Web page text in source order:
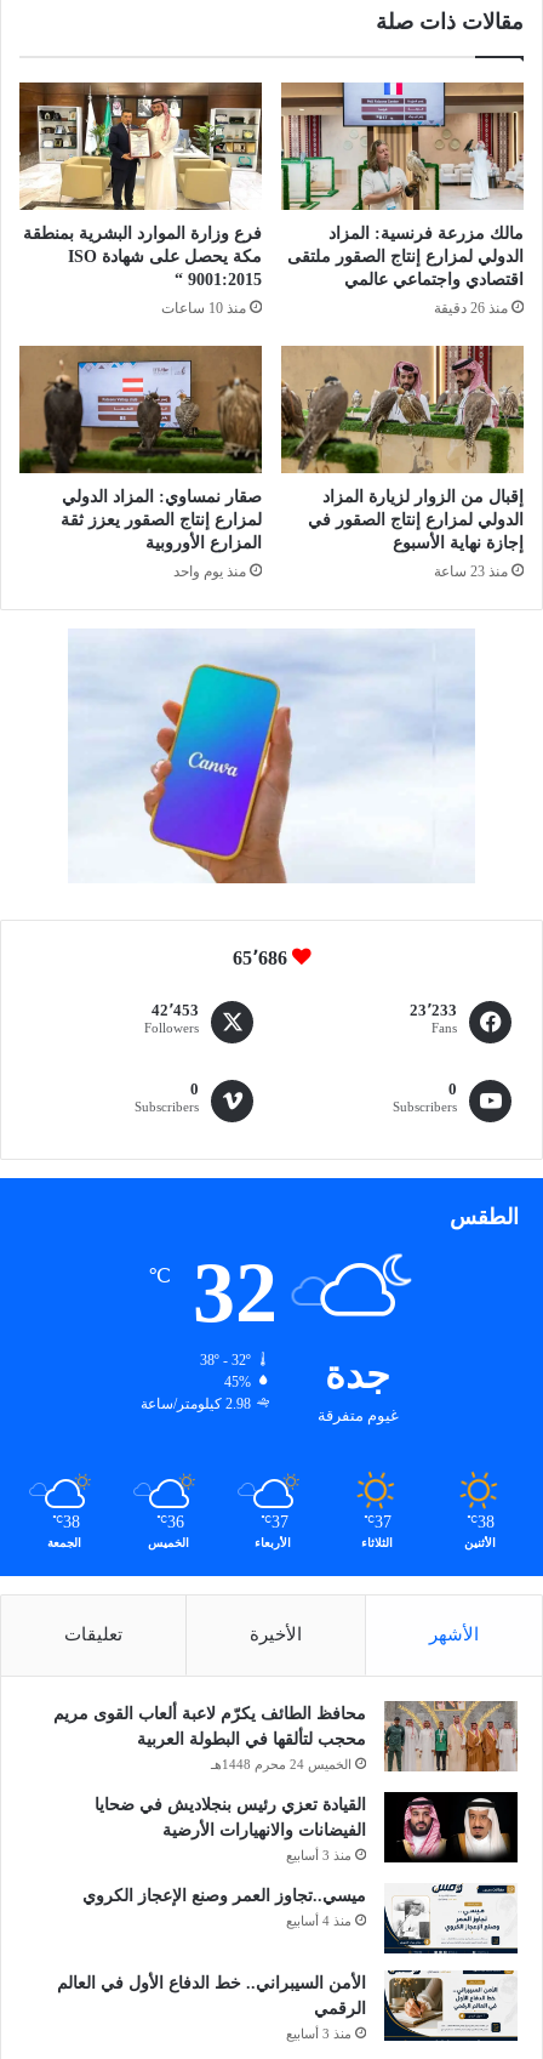
ا
ع
د
ي
ة
مقالات ذات صلة
مالك مزرعة فرنسية: المزاد
الدولي لمزارع إنتاج الصقور ملتقى
اقتصادي واجتماعي عالمي
منذ 26 دقيقة
فرع وزارة الموارد البشرية بمنطقة
مكة يحصل على شهادة ISO
9001:2015 “
منذ 10 ساعات
إقبال من الزوار لزيارة المزاد
الدولي لمزارع إنتاج الصقور في
إجازة نهاية الأسبوع
منذ 23 ساعة
صقار نمساوي: المزاد الدولي
لمزارع إنتاج الصقور يعزز ثقة
المزارع الأوروبية
منذ يوم واحد
65٬686
23٬233
Fans
42٬453
Followers
0
Subscribers
0
Subscribers
الطقس
جدة
غيوم متفرقة
32
℃
38º - 32º
45%
2.98 كيلومتر/ساعة
38
℃
الأثنين
37
℃
الثلاثاء
37
℃
الأربعاء
36
℃
الخميس
38
℃
الجمعة
الأشهر الأخيرة تعليقات
محافظ الطائف يكرّم لاعبة ألعاب القوى مريم
محجب لتألقها في البطولة العربية
الخميس 24 محرم 1448هـ
القيادة تعزي رئيس بنجلاديش في ضحايا
الفيضانات والانهيارات الأرضية
منذ 3 أسابيع
ميسي..تجاوز العمر وصنع الإعجاز الكروي
منذ 4 أسابيع
الأمن السيبراني.. خط الدفاع الأول في العالم
الرقمي
منذ 3 أسابيع